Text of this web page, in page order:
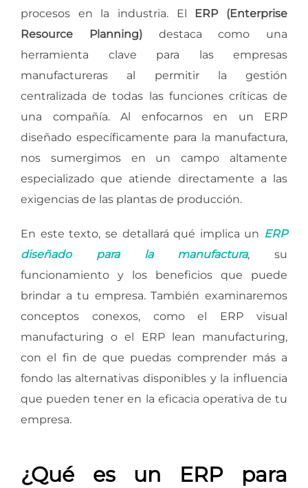
procesos en la industria. El ERP (Enterprise
Resource Planning)destaca como una
herramienta clave para las empresas
manufactureras al permitir la gestión
centralizada de todas las funciones críticas de
una compañía. Al enfocarnos en un ERP
diseñado específicamente para la manufactura,
nos sumergimos en un campo altamente
especializado que atiende directamente a las
exigencias de las plantas de producción.
En este texto, se detallará qué implica un ERP
diseñado para la manufactura, su
funcionamiento y los beneficios que puede
brindar a tu empresa. También examinaremos
conceptos conexos, como el ERP visual
manufacturing o el ERP lean manufacturing,
con el fin de que puedas comprender más a
fondo las alternativas disponibles y la influencia
que pueden tener en la eficacia operativa de tu
empresa.
¿Qué es un ERP para